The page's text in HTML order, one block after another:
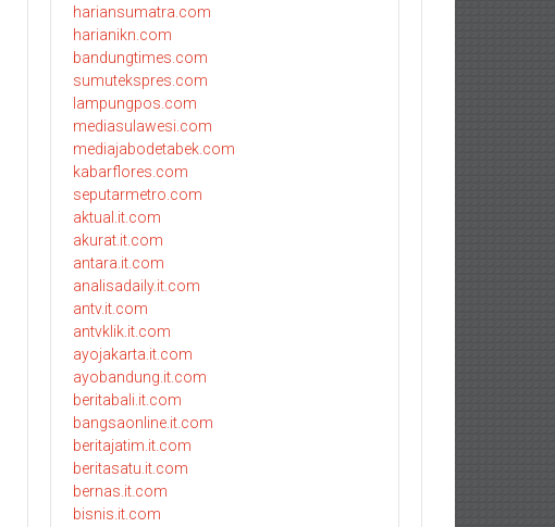
hariansumatra.com
harianikn.com
bandungtimes.com
sumutekspres.com
lampungpos.com
mediasulawesi.com
mediajabodetabek.com
kabarflores.com
seputarmetro.com
aktual.it.com
akurat.it.com
antara.it.com
analisadaily.it.com
antv.it.com
antvklik.it.com
ayojakarta.it.com
ayobandung.it.com
beritabali.it.com
bangsaonline.it.com
beritajatim.it.com
beritasatu.it.com
bernas.it.com
bisnis.it.com